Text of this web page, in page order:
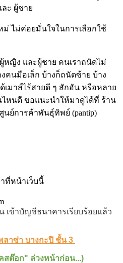
ะ ผู้ชาย
ม่ ไม่ค่อยมั่นใจในการเลือกใช้
หญิง และผู้ชาย คนเราถนัดไม่
คนมือเล็ก บ้างก็ถนัดซ้าย บ้าง
เมาส์ไร้สายดี ๆ สักอัน หรือหลาย
ไหนดี ขอแนะนำให้มาดูได้ที่ ร้าน
ย์การค้าพันธุ์ทิพย์ (pantip)
ที่หน้าเว็บนี้
เข้าบัญชีธนาคารเรียบร้อยแล้ว
าซ่า บางกะปิ ชั้น 3
สต๊อก" ล่วงหน้าก่อน...)